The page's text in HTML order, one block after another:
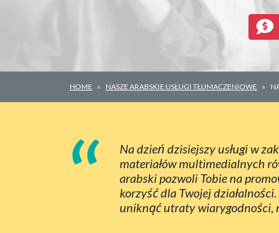
HOME NASZE ARABSKIE USŁUGI TŁUMACZENIOWE
“
Na dzień dzisiejszy usługi w
materiałów multimedialnych
arabski pozwoli Tobie na
korzyść dla Twojej
uniknąć utraty wiarygodności,